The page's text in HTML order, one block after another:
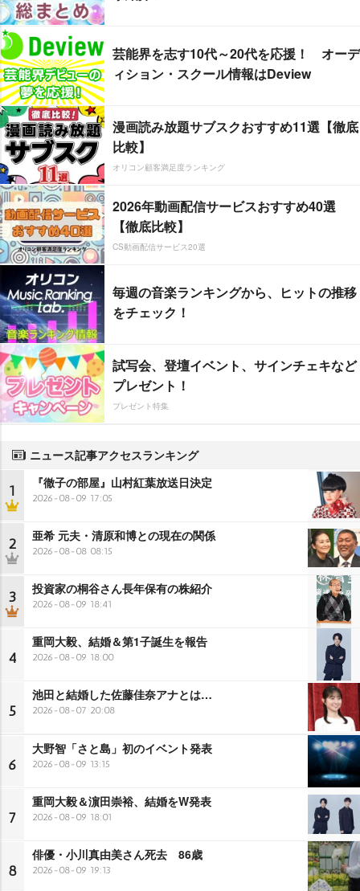
芸能界を志す10代～20代を応援！ オーデ
ィション・スクール情報はDeview
漫画読み放題サブスクおすすめ11選【徹底
比較】
オリコン顧客満足度ランキング
2026年動画配信サービスおすすめ40選
【徹底比較】
CS動画配信サービス20選
毎週の音楽ランキングから、ヒットの推移
をチェック！
試写会、登壇イベント、サインチェキなど
プレゼント！
プレゼント特集
ニュース記事アクセスランキング
1 『徹子の部屋』山村紅葉放送日決定
2026-08-09 17:05
2 亜希 元夫・清原和博との現在の関係
2026-08-08 08:15
3 投資家の桐谷さん長年保有の株紹介
2026-08-09 18:41
4
重岡大毅、結婚＆第1子誕生を報告
2026-08-09 18:00
5
池田と結婚した佐藤佳奈アナとは…
2026-08-07 20:08
6
大野智「さと島」初のイベント発表
2026-08-09 13:15
7
重岡大毅＆濵田崇裕、結婚をW発表
2026-08-09 18:01
8
俳優・小川真由美さん死去 86歳
2026-08-09 19:13